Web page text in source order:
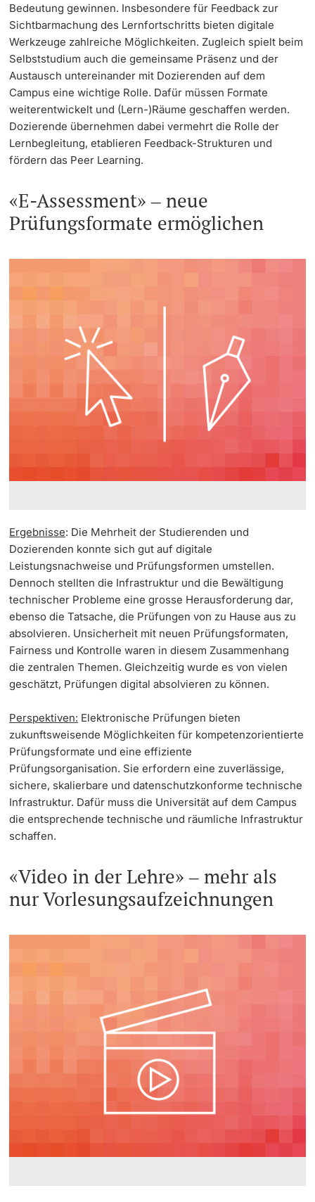
Bedeutung gewinnen. Insbesondere für Feedback zur
Sichtbarmachung des Lernfortschritts bieten digitale
Werkzeuge zahlreiche Möglichkeiten. Zugleich spielt beim
Selbststudium auch die gemeinsame Präsenz und der
Austausch untereinander mit Dozierenden auf dem
Campus eine wichtige Rolle. Dafür müssen Formate
weiterentwickelt und (Lern-)Räume geschaffen werden.
Dozierende übernehmen dabei vermehrt die Rolle der
Lernbegleitung, etablieren Feedback-Strukturen und
fördern das Peer Learning.
«E-Assessment» ‒ neue
Prüfungsformate ermöglichen
Ergebnisse: Die Mehrheit der Studierenden und
Dozierenden konnte sich gut auf digitale
Leistungsnachweise und Prüfungsformen umstellen.
Dennoch stellten die Infrastruktur und die Bewältigung
technischer Probleme eine grosse Herausforderung dar,
ebenso die Tatsache, die Prüfungen von zu Hause aus zu
absolvieren. Unsicherheit mit neuen Prüfungsformaten,
Fairness und Kontrolle waren in diesem Zusammenhang
die zentralen Themen. Gleichzeitig wurde es von vielen
geschätzt, Prüfungen digital absolvieren zu können.
Perspektiven: Elektronische Prüfungen bieten
zukunftsweisende Möglichkeiten für kompetenzorientierte
Prüfungsformate und eine effiziente
Prüfungsorganisation. Sie erfordern eine zuverlässige,
sichere, skalierbare und datenschutzkonforme technische
Infrastruktur. Dafür muss die Universität auf dem Campus
die entsprechende technische und räumliche Infrastruktur
schaffen.
«Video in der Lehre» ‒ mehr als
nur Vorlesungsaufzeichnungen